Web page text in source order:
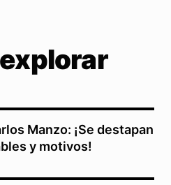
Manzo: ¡Se destapan
y motivos!